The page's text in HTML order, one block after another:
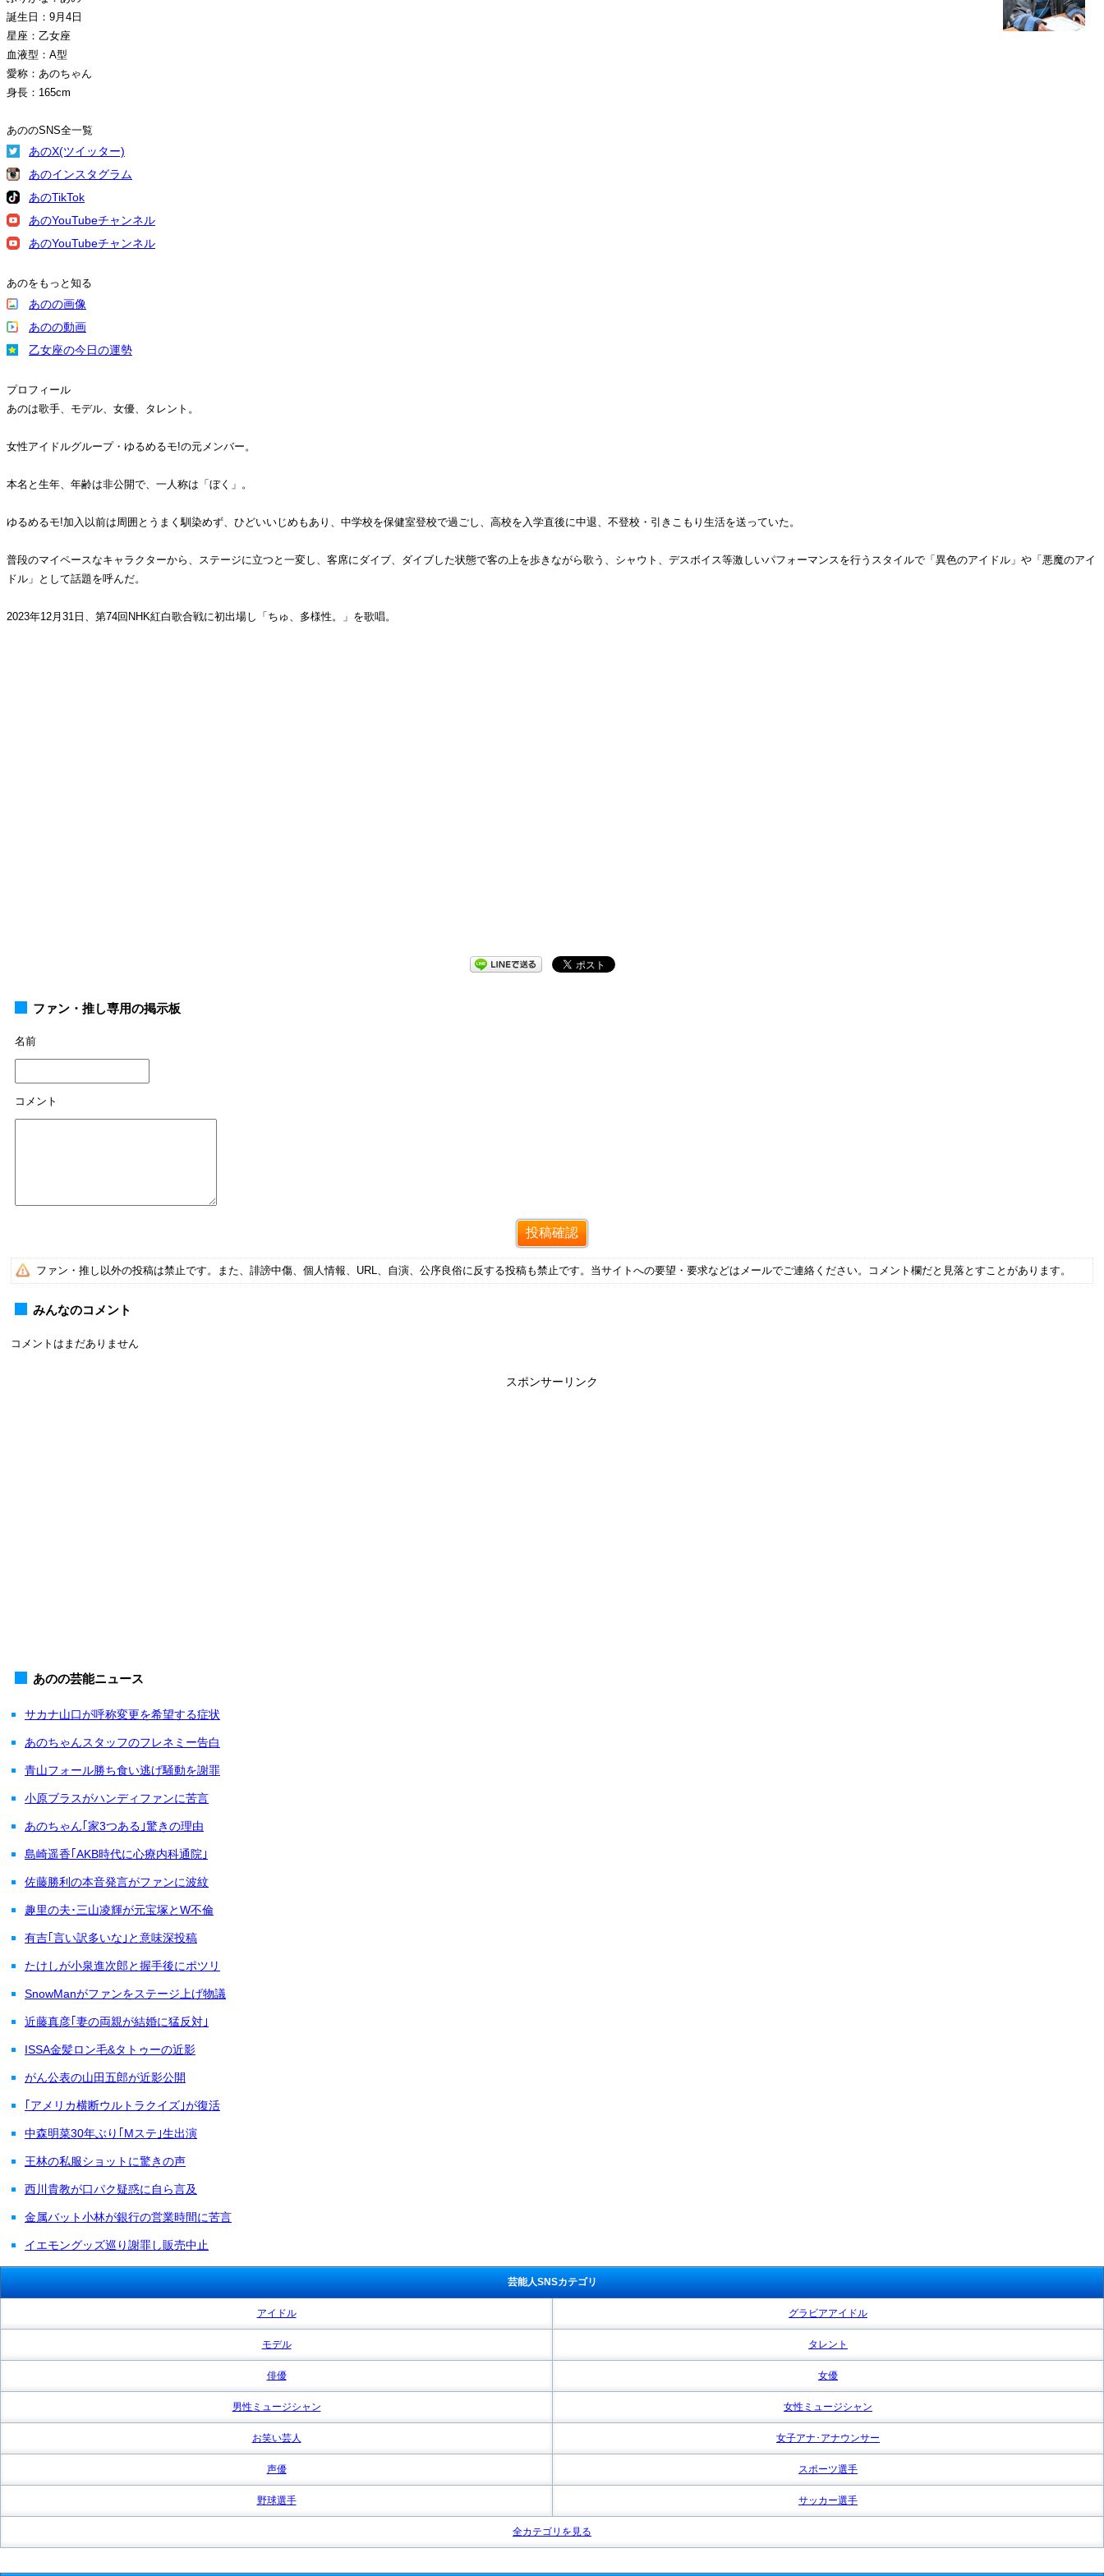
誕生日：9月4日
星座：乙女座
血液型：A型
愛称：あのちゃん
身長：165cm
あののSNS全一覧
あのX(ツイッター)
あのインスタグラム
あのTikTok
あのYouTubeチャンネル
あのYouTubeチャンネル
あのをもっと知る
あのの画像
あのの動画
乙女座の今日の運勢
プロフィール
あのは歌手、モデル、女優、タレント。
女性アイドルグループ・ゆるめるモ!の元メンバー。
本名と生年、年齢は非公開で、一人称は「ぼく」。
ゆるめるモ!加入以前は周囲とうまく馴染めず、ひどいいじめもあり、中学校を保健室登校で過ごし、高校を入学直後に中退、不登校・引きこもり生活を送っていた。
普段のマイペースなキャラクターから、ステージに立つと一変し、客席にダイブ、ダイブした状態で客の上を歩きながら歌う、シャウト、デスボイス等激しいパフォーマンスを行うスタイルで「異色のアイドル」や「悪魔のアイ
ドル」として話題を呼んだ。
2023年12月31日、第74回NHK紅白歌合戦に初出場し「ちゅ、多様性。」を歌唱。
ファン・推し専用の掲示板
名前
コメント
ファン・推し以外の投稿は禁止です。また、誹謗中傷、個人情報、URL、自演、公序良俗に反する投稿も禁止です。当サイトへの要望・要求などはメールでご連絡ください。コメント欄だと見落とすことがあります。
みんなのコメント
コメントはまだありません
スポンサーリンク
あのの芸能ニュース
サカナ山口が呼称変更を希望する症状
あのちゃんスタッフのフレネミー告白
青山フォール勝ち食い逃げ騒動を謝罪
小原ブラスがハンディファンに苦言
あのちゃん｢家3つある｣驚きの理由
島崎遥香｢AKB時代に心療内科通院｣
佐藤勝利の本音発言がファンに波紋
趣里の夫･三山凌輝が元宝塚とW不倫
有吉｢言い訳多いな｣と意味深投稿
たけしが小泉進次郎と握手後にポツリ
SnowManがファンをステージ上げ物議
近藤真彦｢妻の両親が結婚に猛反対｣
ISSA金髪ロン毛&タトゥーの近影
がん公表の山田五郎が近影公開
｢アメリカ横断ウルトラクイズ｣が復活
中森明菜30年ぶり｢Mステ｣生出演
王林の私服ショットに驚きの声
西川貴教が口パク疑惑に自ら言及
金属バット小林が銀行の営業時間に苦言
イエモングッズ巡り謝罪し販売中止
芸能人SNSカテゴリ
アイドル グラビアアイドル
モデル タレント
俳優 女優
男性ミュージシャン 女性ミュージシャン
お笑い芸人 女子アナ･アナウンサー
声優 スポーツ選手
野球選手 サッカー選手
全カテゴリを見る